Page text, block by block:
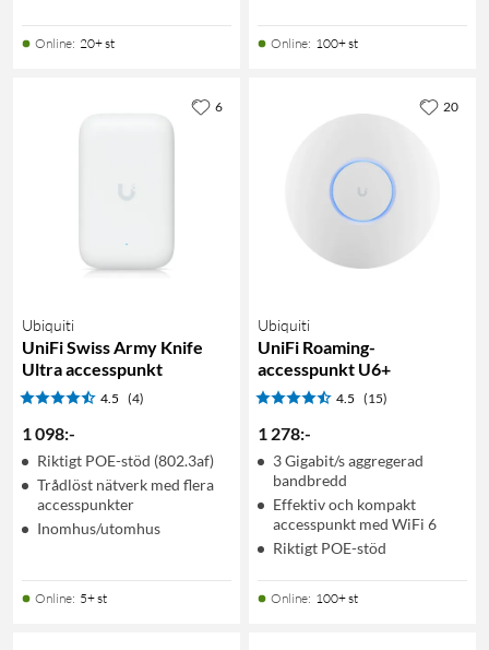
Online: 20+ st Online: 100+ st
Ubiquiti
UniFi Swiss Army Knife
Ultra accesspunkt
4.5 (4)
1 098:-
Riktigt POE-stöd (802.3af)
Trådlöst nätverk med flera
accesspunkter
Inomhus/utomhus
Online: 5+ st
6
Ubiquiti
UniFi Roaming-
accesspunkt U6+
4.5 (15)
1 278:-
3 Gigabit/s aggregerad
bandbredd
Effektiv och kompakt
accesspunkt med WiFi 6
Riktigt POE-stöd
Online: 100+ st
20